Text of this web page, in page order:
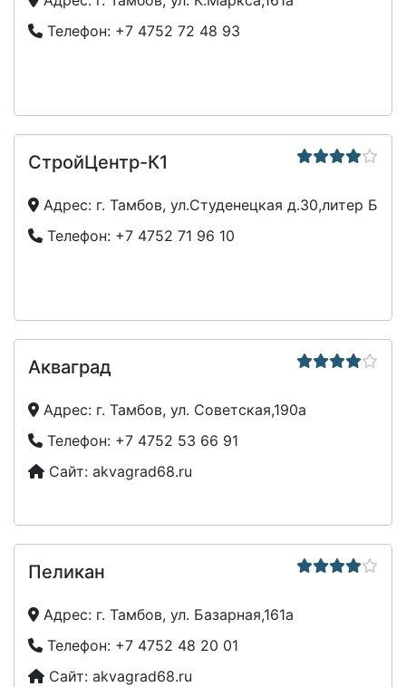
Телефон: +7 4752 72 48 93
СтройЦентр-К1
Адрес: г. Тамбов, ул.Студенецкая д.30,литер Б
Телефон: +7 4752 71 96 10
Акваград
Адрес: г. Тамбов, ул. Советская,190а
Телефон: +7 4752 53 66 91
Сайт: akvagrad68.ru
Пеликан
Адрес: г. Тамбов, ул. Базарная,161а
Телефон: +7 4752 48 20 01
Сайт: akvagrad68.ru